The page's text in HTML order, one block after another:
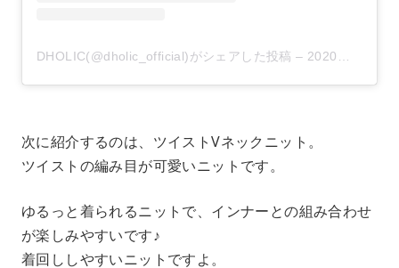
DHOLIC(@dholic_official)がシェアした投稿 – 2020年 9月月25日午前4時01分PDT
次に紹介するのは、ツイストVネックニット。
ツイストの編み目が可愛いニットです。
ゆるっと着られるニットで、インナーとの組み合わせ
が楽しみやすいです♪
着回ししやすいニットですよ。